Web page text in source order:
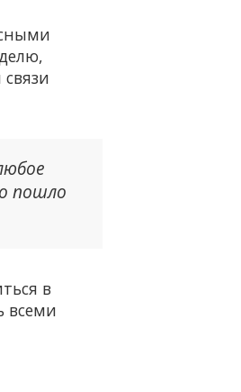
пошло
в
всеми